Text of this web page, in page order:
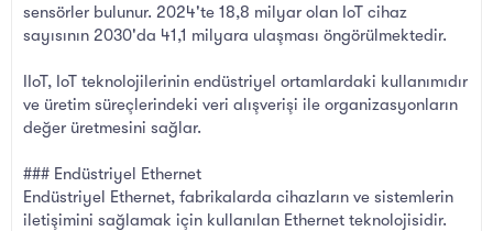
sensörler bulunur. 2024'te 18,8 milyar olan IoT cihaz
sayısının 2030'da 41,1 milyara ulaşması öngörülmektedir.
IIoT, IoT teknolojilerinin endüstriyel ortamlardaki kullanımıdır
ve üretim süreçlerindeki veri alışverişi ile organizasyonların
değer üretmesini sağlar.
### Endüstriyel Ethernet
Endüstriyel Ethernet, fabrikalarda cihazların ve sistemlerin
iletişimini sağlamak için kullanılan Ethernet teknolojisidir.